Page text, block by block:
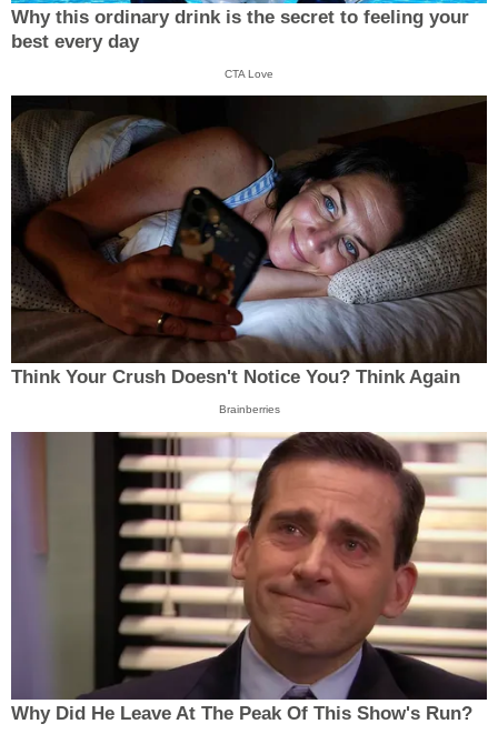
Why this ordinary drink is the secret to feeling your
best every day
CTA Love
Think Your Crush Doesn't Notice You? Think Again
Brainberries
Why Did He Leave At The Peak Of This Show's Run?